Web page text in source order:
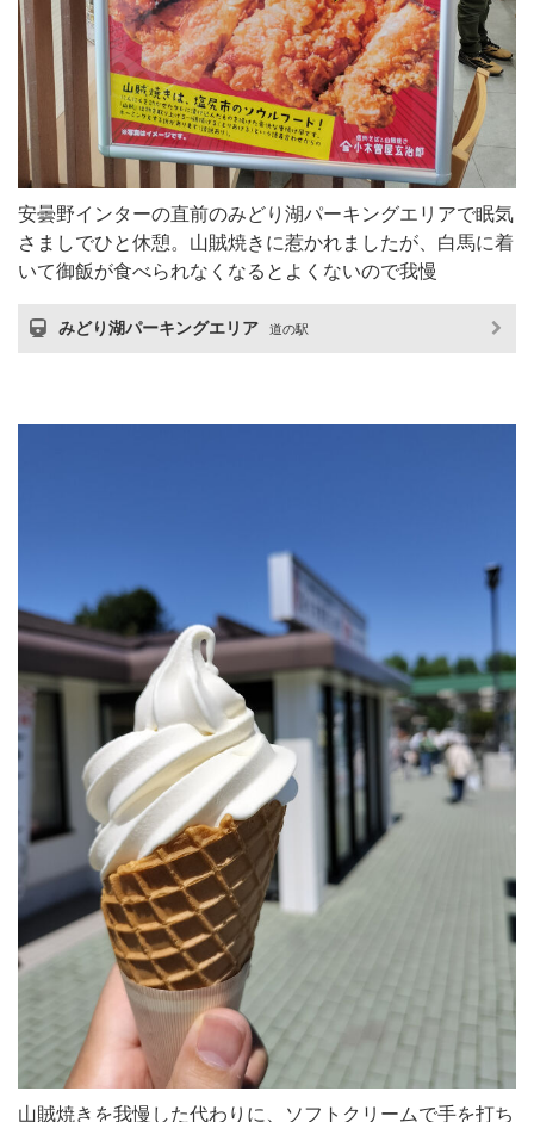
安曇野インターの直前のみどり湖パーキングエリアで眠気
さましでひと休憩。山賊焼きに惹かれましたが、白馬に着
いて御飯が食べられなくなるとよくないので我慢
みどり湖パーキングエリア 道の駅
山賊焼きを我慢した代わりに、ソフトクリームで手を打ち